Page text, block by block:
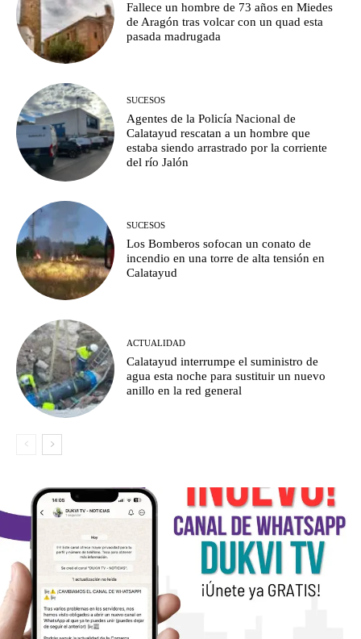
Fallece un hombre de 73 años en Miedes
de Aragón tras volcar con un quad esta
pasada madrugada
SUCESOS
Agentes de la Policía Nacional de
Calatayud rescatan a un hombre que
estaba siendo arrastrado por la corriente
del río Jalón
SUCESOS
Los Bomberos sofocan un conato de
incendio en una torre de alta tensión en
Calatayud
ACTUALIDAD
Calatayud interrumpe el suministro de
agua esta noche para sustituir un nuevo
anillo en la red general